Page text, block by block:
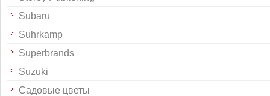
Subaru
Suhrkamp
Superbrands
Suzuki
Садовые цветы